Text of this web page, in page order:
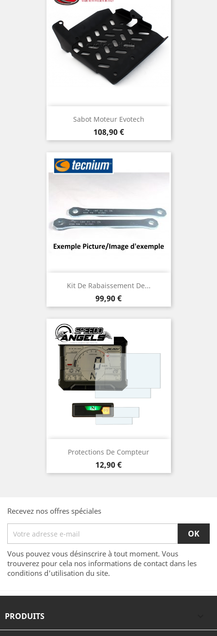
Sabot Moteur Evotech
Prix
108,90 €
Kit De Rabaissement De...
Prix
99,90 €
Protections De Compteur
Prix
12,90 €
Recevez nos offres spéciales
Vous pouvez vous désinscrire à tout moment. Vous
trouverez pour cela nos informations de contact dans les
conditions d'utilisation du site.
PRODUITS